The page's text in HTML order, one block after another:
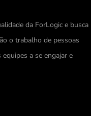
da ForLogic e busca
o trabalho de pessoas
a se engajar e